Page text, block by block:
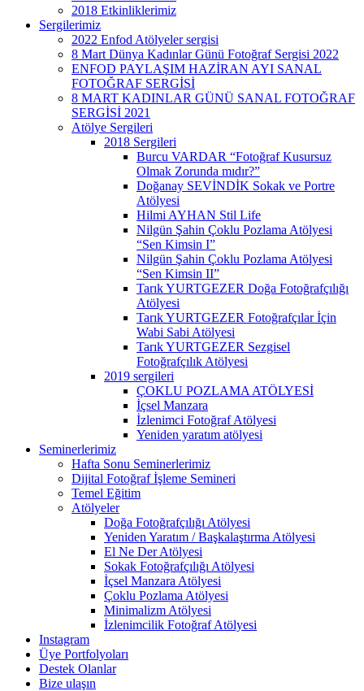
2018 Etkinliklerimiz
Sergilerimiz
2022 Enfod Atölyeler sergisi
8 Mart Dünya Kadınlar Günü Fotoğraf Sergisi 2022
ENFOD PAYLAŞIM HAZİRAN AYI SANAL
FOTOĞRAF SERGİSİ
8 MART KADINLAR GÜNÜ SANAL FOTOĞRAF
SERGİSİ 2021
Atölye Sergileri
2018 Sergileri
Burcu VARDAR “Fotoğraf Kusursuz
Olmak Zorunda mıdır?”
Doğanay SEVİNDİK Sokak ve Portre
Atölyesi
Hilmi AYHAN Stil Life
Nilgün Şahin Çoklu Pozlama Atölyesi
“Sen Kimsin I”
Nilgün Şahin Çoklu Pozlama Atölyesi
“Sen Kimsin II”
Tarık YURTGEZER Doğa Fotoğrafçılığı
Atölyesi
Tarık YURTGEZER Fotoğrafçılar İçin
Wabi Sabi Atölyesi
Tarık YURTGEZER Sezgisel
Fotoğrafçılık Atölyesi
2019 sergileri
ÇOKLU POZLAMA ATÖLYESİ
İçsel Manzara
İzlenimci Fotoğraf Atölyesi
Yeniden yaratım atölyesi
Seminerlerimiz
Hafta Sonu Seminerlerimiz
Dijital Fotoğraf İşleme Semineri
Temel Eğitim
Atölyeler
Doğa Fotoğrafçılığı Atölyesi
Yeniden Yaratım / Başkalaştırma Atölyesi
El Ne Der Atölyesi
Sokak Fotoğrafçılığı Atölyesi
İçsel Manzara Atölyesi
Çoklu Pozlama Atölyesi
Minimalizm Atölyesi
İzlenimcilik Fotoğraf Atölyesi
Instagram
Üye Portfolyoları
Destek Olanlar
Bize ulaşın